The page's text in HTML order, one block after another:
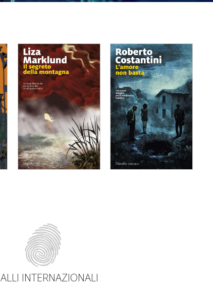
Liza Marklund
dettagli
INTERNAZIONALI